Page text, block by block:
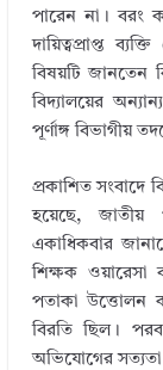
পারেন না। বরং
দায়িত্বপ্রাপ্ত
বিষয়টি জানতেন
বিদ্যালয়ের
পূর্ণাঙ্গ বিভাগীয়
প্রকাশিত সংবাদে
হয়েছে, জাতীয়
একাধিকবার
শিক্ষক ওয়ারেসা
পতাকা উত্তোলন
বিরতি ছিল।
অভিযোগের সত্যতা